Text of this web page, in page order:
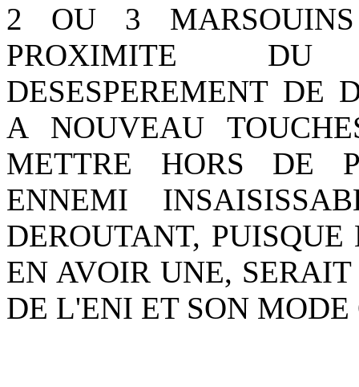
2 OU 3
PROXIMITE DU
DESESPEREMENT DE
A NOUVEAU
METTRE HORS DE
ENNEMI
DEROUTANT,
EN AVOIR UNE,
DE L'ENI ET SON MODE